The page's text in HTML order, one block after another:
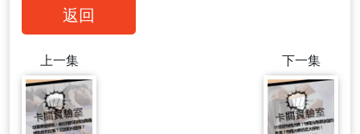
返回
上一集 下一集